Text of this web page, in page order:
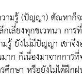
วามรู้ (ปัญญา) ตัณหา
เลี่ยงทุกขเวทนา กา
รู้ ยังไม่มีปัญญา เขา
าก ก็เนื่องมาจากกา
ศึกษา หรือยังไม่ได้ฝึก